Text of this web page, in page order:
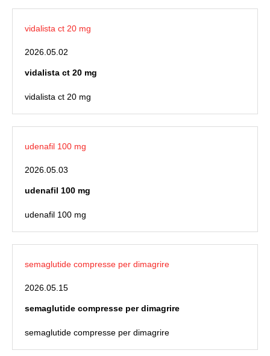
vidalista ct 20 mg
2026.05.02
vidalista ct 20 mg
vidalista ct 20 mg
udenafil 100 mg
2026.05.03
udenafil 100 mg
udenafil 100 mg
semaglutide compresse per dimagrire
2026.05.15
semaglutide compresse per dimagrire
semaglutide compresse per dimagrire